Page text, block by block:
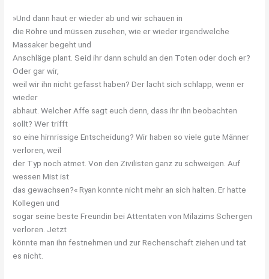
»Und dann haut er wieder ab und wir schauen in
die Röhre und müssen zusehen, wie er wieder irgendwelche
Massaker begeht und
Anschläge plant. Seid ihr dann schuld an den Toten oder doch er?
Oder gar wir,
weil wir ihn nicht gefasst haben? Der lacht sich schlapp, wenn er
wieder
abhaut. Welcher Affe sagt euch denn, dass ihr ihn beobachten
sollt? Wer trifft
so eine hirnrissige Entscheidung? Wir haben so viele gute Männer
verloren, weil
der Typ noch atmet. Von den Zivilisten ganz zu schweigen. Auf
wessen Mist ist
das gewachsen?« Ryan konnte nicht mehr an sich halten. Er hatte
Kollegen und
sogar seine beste Freundin bei Attentaten von Milazims Schergen
verloren. Jetzt
könnte man ihn festnehmen und zur Rechenschaft ziehen und tat
es nicht.